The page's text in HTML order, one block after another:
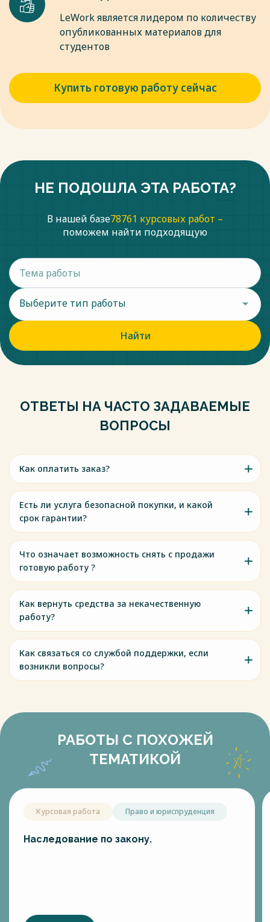
LeWork является лидером по количеству
опубликованных материалов для
студентов
Купить готовую работу сейчас
НЕ ПОДОШЛА ЭТА РАБОТА?
В нашей базе78761 курсовых работ –
поможем найти подходящую
Выберите тип работы
Найти
ОТВЕТЫ НА ЧАСТО ЗАДАВАЕМЫЕ
ВОПРОСЫ
Как оплатить заказ?
Есть ли услуга безопасной покупки, и какой
срок гарантии?
Что означает возможность снять с продажи
готовую работу ?
Как вернуть средства за некачественную
работу?
Как связаться со службой поддержки, если
возникли вопросы?
РАБОТЫ С ПОХОЖЕЙ
ТЕМАТИКОЙ
Курсовая работа Право и юриспруденция
Наследование по закону.